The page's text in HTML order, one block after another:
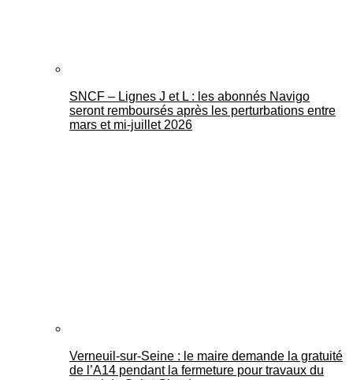
SNCF – Lignes J et L : les abonnés Navigo
seront remboursés après les perturbations entre
mars et mi-juillet 2026
Verneuil-sur-Seine : le maire demande la gratuité
de l’A14 pendant la fermeture pour travaux du